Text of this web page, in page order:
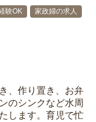
験OK
家政婦の求人
、作り置き、お弁
のシンクなど水周
します。育児で忙